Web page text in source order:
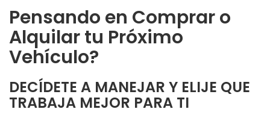
Pensando en Comprar o
Alquilar tu Próximo
Vehículo?
DECÍDETE A MANEJAR Y ELIJE QUE
TRABAJA MEJOR PARA TI